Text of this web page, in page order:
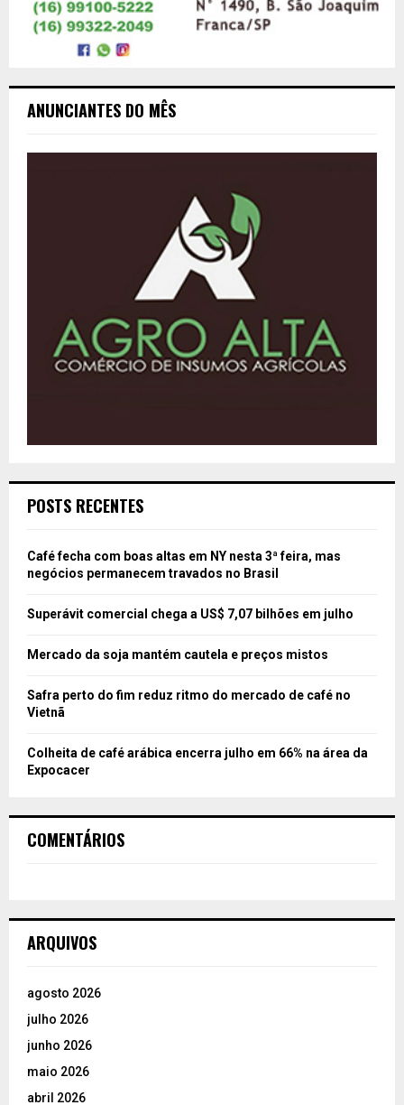
ANUNCIANTES DO MÊS
POSTS RECENTES
Café fecha com boas altas em NY nesta 3ª feira, mas
negócios permanecem travados no Brasil
Superávit comercial chega a US$ 7,07 bilhões em julho
Mercado da soja mantém cautela e preços mistos
Safra perto do fim reduz ritmo do mercado de café no
Vietnã
Colheita de café arábica encerra julho em 66% na área da
Expocacer
COMENTÁRIOS
ARQUIVOS
agosto 2026
julho 2026
junho 2026
maio 2026
abril 2026